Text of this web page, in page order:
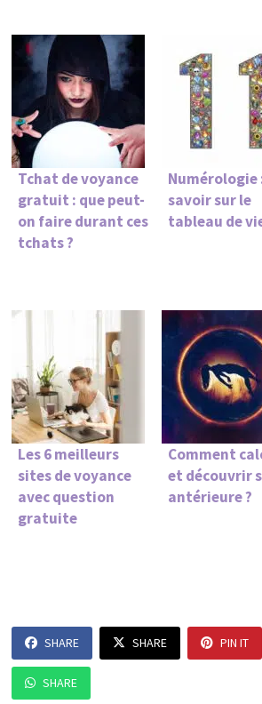
Tchat de voyance
gratuit : que peut-
on faire durant ces
tchats ?
Numérologie
savoir sur le
tableau de
Les 6 meilleurs
sites de voyance
avec question
gratuite
Comment
et découvrir
antérieure ?
SHARE SHARE PIN IT
SHARE